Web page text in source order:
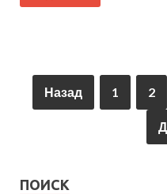
Назад 1 2
ПОИСК